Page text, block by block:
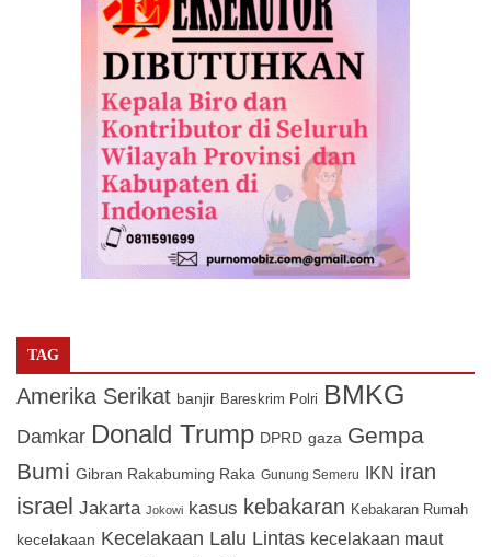
TAG
Amerika Serikat banjir Bareskrim Polri BMKG
Damkar Donald Trump DPRD gaza Gempa
Bumi Gibran Rakabuming Raka Gunung Semeru IKN iran
israel Jakarta Jokowi kasus kebakaran Kebakaran Rumah
kecelakaan Kecelakaan Lalu Lintas kecelakaan maut